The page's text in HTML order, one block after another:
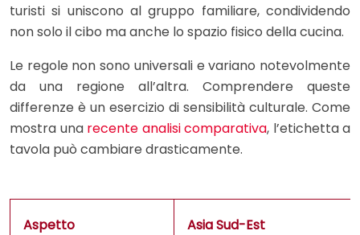
turisti si uniscono al gruppo familiare, condividendo
non solo il cibo ma anche lo spazio fisico della cucina.
Le regole non sono universali e variano notevolmente
da una regione all’altra. Comprendere queste
differenze è un esercizio di sensibilità culturale. Come
mostra una recente analisi comparativa, l’etichetta a
tavola può cambiare drasticamente.
Aspetto Asia Sud-Est